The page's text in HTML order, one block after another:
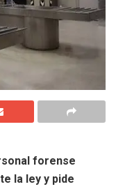
forense
la ley y pide